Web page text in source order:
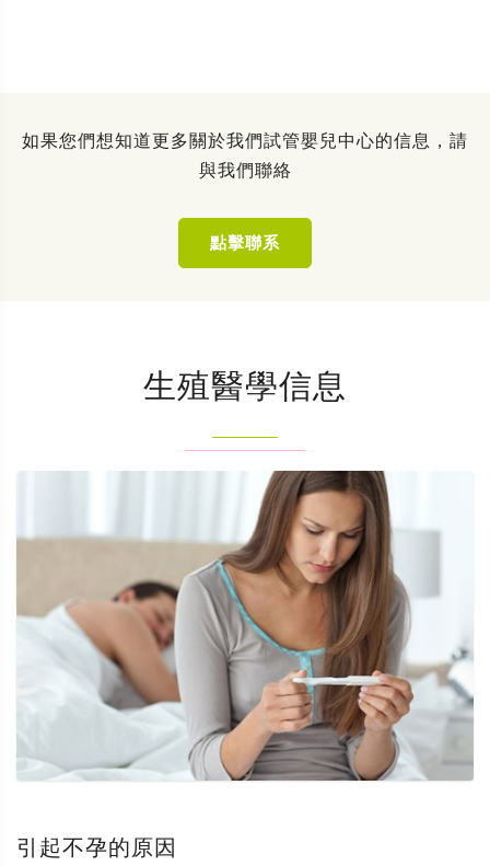
如果您們想知道更多關於我們試管嬰兒中心的信息，請
與我們聯絡
點擊聯系
生殖醫學信息
引起不孕的原因